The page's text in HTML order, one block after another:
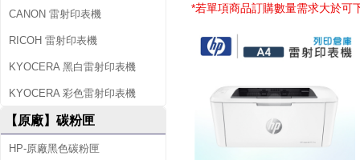
CANON 雷射印表機
RICOH 雷射印表機
KYOCERA 黑白雷射印表機
KYOCERA 彩色雷射印表機
【原廠】碳粉匣
HP-原廠黑色碳粉匣
*若單項商品訂購數量需求大於可